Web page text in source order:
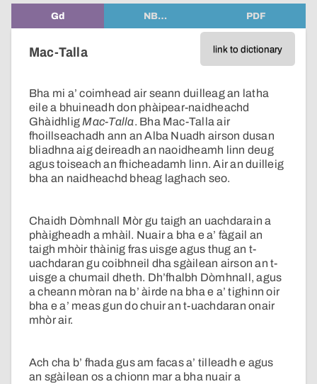
Gd NB… PDF
link to dictionary
Mac-Talla
Bha mi a’ coimhead air seann duilleag an latha
eile a bhuineadh don phàipear-naidheachd
GhàidhligMac-Talla. Bha Mac-Talla air
fhoillseachadh ann an Alba Nuadh airson dusan
bliadhna aig deireadh an naoidheamh linn deug
agus toiseach an fhicheadamh linn. Air an duilleig
bha an naidheachd bheag laghach seo.
Chaidh Dòmhnall Mòr gu taigh an uachdarain a
phàigheadh a mhàil. Nuair a bha e a’ fàgail an
taigh mhòir thàinig fras uisge agus thug an t-
uachdaran gu coibhneil dha sgàilean airson an t-
uisge a chumail dheth. Dh’fhalbh Dòmhnall, agus
a cheann mòran na b’ àirde na bha e a’ tighinn oir
bha e a’ meas gun do chuir an t-uachdaran onair
mhòr air.
Ach cha b’ fhada gus am facas a’ tilleadh e agus
an sgàilean os a chionn mar a bha nuair a